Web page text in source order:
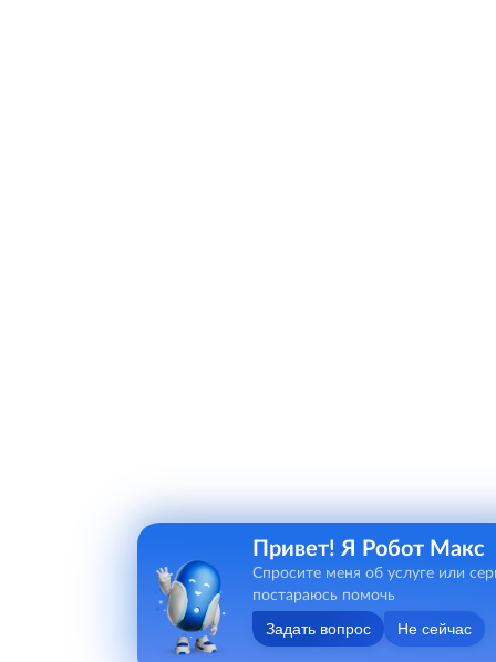
Привет! Я Робот Макс
Спросите меня об услуге или
постараюсь помочь
Задать вопрос Не сейчас